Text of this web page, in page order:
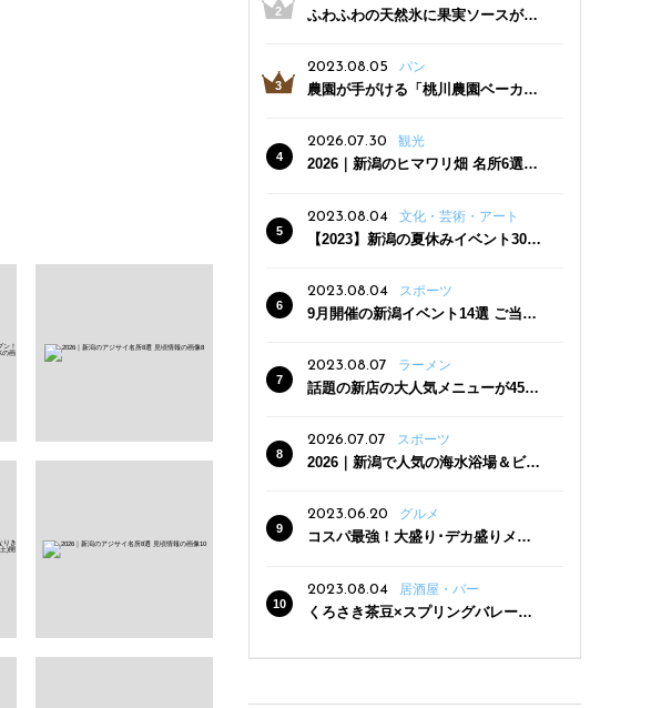
ふわふわの天然氷に果実ソースがた
三条駅近くにオープン
2023.08.05 パン
農園が手がける「桃川農園ベーカリ
った焼きたてパンのほか、ジェラー
トやスムージーも
2026.07.30 観光
2026｜新潟のヒマワリ畑 名所6選
2023.08.04
文化・芸術・アート
【2023】新潟の夏休みイベント30
2023.08.04
スポーツ
9月開催の新潟イベント14選 ご当地
2023.08.07 ラーメン
話題の新店の大人気メニューが450
クーポン登場
2026.07.07 スポーツ
2026｜新潟で人気の海水浴場＆ビー
2023.06.20
グルメ
コスパ最強！大盛り･デカ盛りメニ
2023.08.04
居酒屋・バー
くろさき茶豆×スプリングバレー豊